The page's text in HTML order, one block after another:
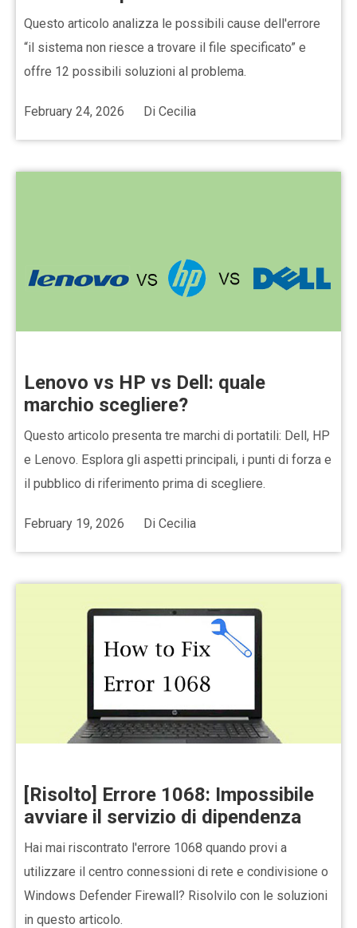
Questo articolo analizza le possibili cause dell'errore
“il sistema non riesce a trovare il file specificato” e
offre 12 possibili soluzioni al problema.
February 24, 2026 Di Cecilia
Lenovo vs HP vs Dell: quale
marchio scegliere?
Questo articolo presenta tre marchi di portatili: Dell, HP
e Lenovo. Esplora gli aspetti principali, i punti di forza e
il pubblico di riferimento prima di scegliere.
February 19, 2026 Di Cecilia
[Risolto] Errore 1068: Impossibile
avviare il servizio di dipendenza
Hai mai riscontrato l'errore 1068 quando provi a
utilizzare il centro connessioni di rete e condivisione o
Windows Defender Firewall? Risolvilo con le soluzioni
in questo articolo.